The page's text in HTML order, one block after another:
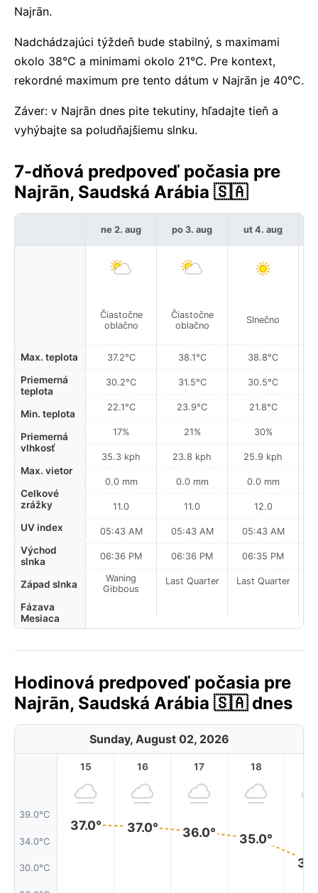
Najrān.
Nadchádzajúci týždeň bude stabilný, s maximami
okolo 38°C a minimami okolo 21°C. Pre kontext,
rekordné maximum pre tento dátum v Najrān je 40°C.
Záver: v Najrān dnes pite tekutiny, hľadajte tieň a
vyhýbajte sa poludňajšiemu slnku.
7-dňová predpoveď počasia pre
Najrān, Saudská Arábia 🇸🇦
Max. teplota
Priemerná
teplota
Min. teplota
Priemerná
vlhkosť
Max. vietor
Celkové
zrážky
UV index
Východ
slnka
Západ slnka
Fázava
Mesiaca
ne 2. aug
Čiastočne
oblačno
37.2°C
30.2°C
22.1°C
17%
35.3 kph
0.0 mm
11.0
05:43 AM
06:36 PM
Waning
Gibbous
po 3. aug
Čiastočne
oblačno
38.1°C
31.5°C
23.9°C
21%
23.8 kph
0.0 mm
11.0
05:43 AM
06:36 PM
Last Quarter
ut 4. aug
Slnečno
38.8°C
30.5°C
21.8°C
30%
25.9 kph
0.0 mm
12.0
05:43 AM
06:35 PM
Last Quarter
Hodinová predpoveď počasia pre
Najrān, Saudská Arábia 🇸🇦 dnes
Sunday, August 02, 2026
39.0°C
34.0°C
30.0°C
15
37.0°
16
37.0°
17
36.0°
18
35.0°